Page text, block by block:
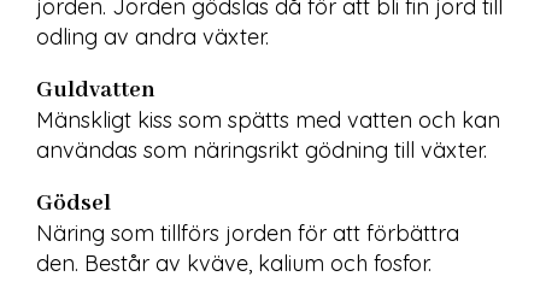
jorden. Jorden gödslas då för att bli fin jord till
odling av andra växter.
Guldvatten
Mänskligt kiss som spätts med vatten och kan
användas som näringsrikt gödning till växter.
Gödsel
Näring som tillförs jorden för att förbättra
den. Består av kväve, kalium och fosfor.